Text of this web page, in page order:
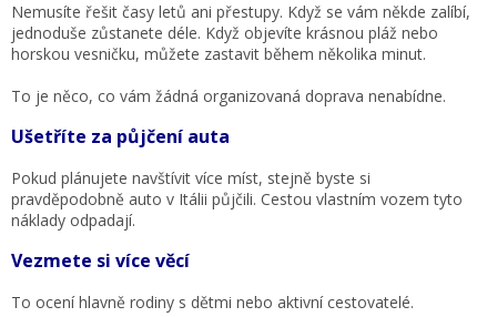
Nemusíte řešit časy letů ani přestupy. Když se vám někde zalíbí,
jednoduše zůstanete déle. Když objevíte krásnou pláž nebo
horskou vesničku, můžete zastavit během několika minut.
To je něco, co vám žádná organizovaná doprava nenabídne.
Ušetříte za půjčení auta
Pokud plánujete navštívit více míst, stejně byste si
pravděpodobně auto v Itálii půjčili. Cestou vlastním vozem tyto
náklady odpadají.
Vezmete si více věcí
To ocení hlavně rodiny s dětmi nebo aktivní cestovatelé.